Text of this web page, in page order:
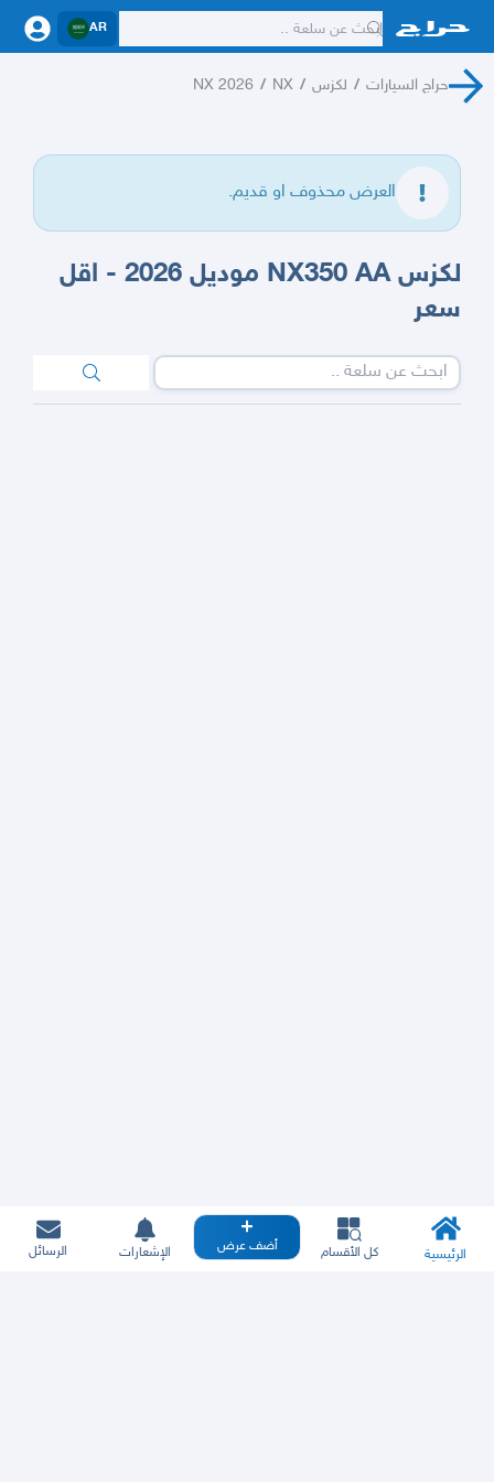
AR
حراج السيارات / لكزس /
NX
/
NX 2026
العرض محذوف او قديم.
لكزس NX350 AA موديل 2026 - اقل
سعر
الرئيسية كل الأقسام أضف عرض الإشعارات الرسائل